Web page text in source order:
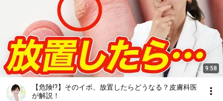
9:58
【危険!?】そのイボ、放置したらどうなる？皮膚科医
が解説！